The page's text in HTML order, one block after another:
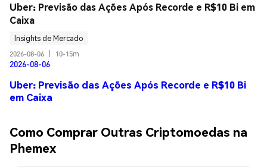
Uber: Previsão das Ações Após Recorde e R$10 Bi em
Caixa
Insights de Mercado
2026-08-06
10-15m
2026-08-06
Uber: Previsão das Ações Após Recorde e R$10 Bi
em Caixa
Como Comprar Outras Criptomoedas na
Phemex